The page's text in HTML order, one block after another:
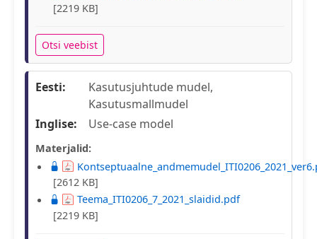
[2219 KB]
Otsi veebist
Eesti:
Kasutusjuhtude mudel,
Kasutusmallmudel
Inglise:
Use-case model
Materjalid:
[2612 KB]
Teema_ITI0206_7_2021_slaidid.pdf
[2219 KB]